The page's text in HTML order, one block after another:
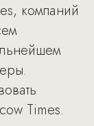
компаний
Times.